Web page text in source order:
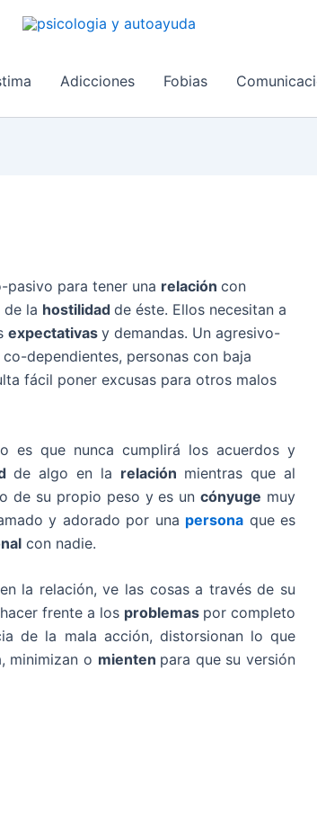
Adicciones Fobias
pasivo para tener una relación con
de la hostilidad de éste. Ellos necesitan a
expectativas y demandas. Un agresivo-
dependientes, personas con baja
fácil poner excusas para otros malos
es que nunca cumplirá los acuerdos y
de algo en la relación mientras que al
de su propio peso y es uncónyuge muy
y adorado por una persona que es
con nadie.
en la relación, ve las cosas a través de su
frente a los problemas por completo
de la mala acción, distorsionan lo que
minimizan o mienten para que su versión